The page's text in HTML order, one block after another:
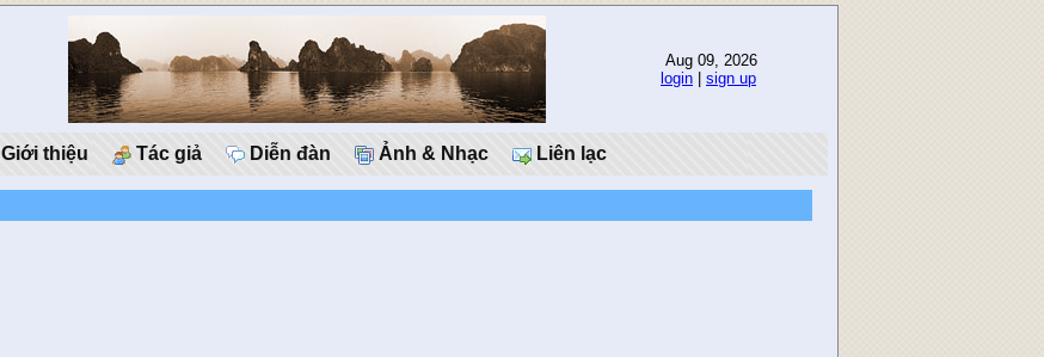
Aug 09, 2026
login
sign up
Giới thiệu Tác giả Diễn đàn Ảnh & Nhạc Liên lạc